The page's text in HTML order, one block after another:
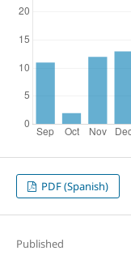
PDF (Spanish)
Published